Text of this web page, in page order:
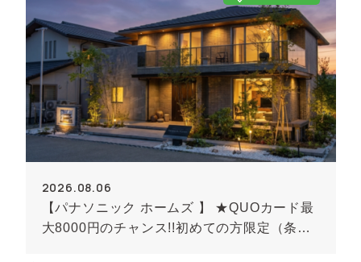
2026.08.06
【パナソニック ホームズ 】 ★QUOカード最
大8000円のチャンス!!初めての方限定（条件